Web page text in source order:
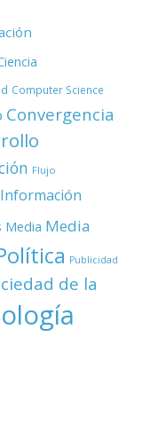
Computer Science
Convergencia
Flujo
Información
Media Media
Publicidad
de la